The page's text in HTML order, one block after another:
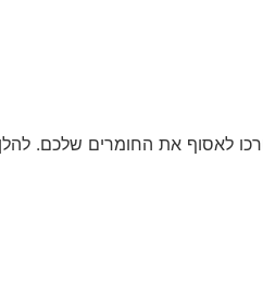
לאסוף את החומרים שלכם.